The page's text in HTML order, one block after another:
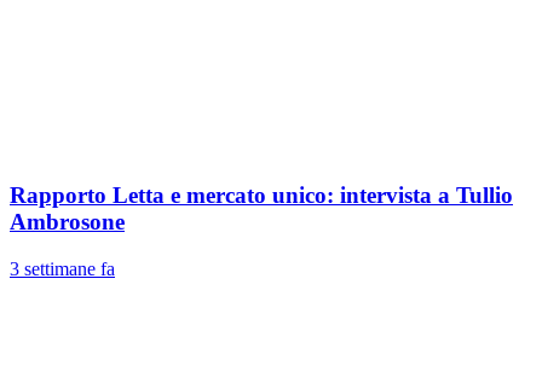
Rapporto Letta e mercato unico: intervista a Tullio
Ambrosone
3 settimane fa